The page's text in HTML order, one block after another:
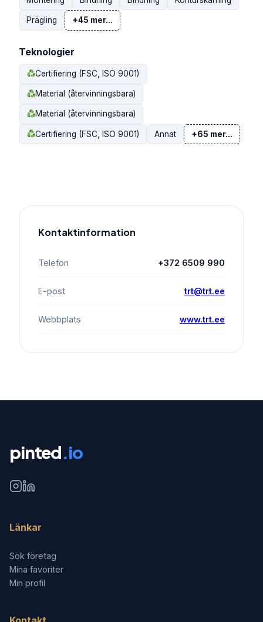
Prägling +45 mer...
Teknologier
Certifiering (FSC, ISO 9001)
Material (återvinningsbara)
Material (återvinningsbara)
Certifiering (FSC, ISO 9001) Annat +65 mer...
Kontaktinformation
Telefon +372 6509 990
E-post trt@trt.ee
Webbplats www.trt.ee
pinted.io
Länkar
Sök företag
Mina favoriter
Min profil